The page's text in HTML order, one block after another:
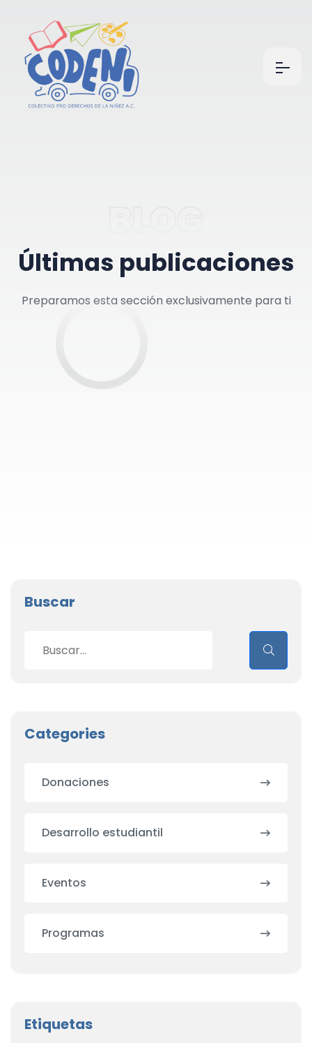
BLOG
Últimas publicaciones
Preparamos esta sección exclusivamente para ti
Buscar
Categories
Donaciones
Desarrollo estudiantil
Eventos
Programas
Etiquetas